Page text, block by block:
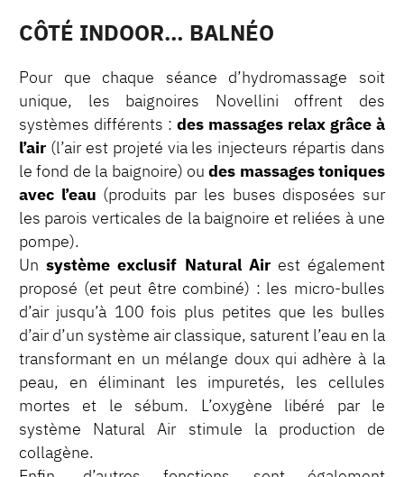
CÔTÉ INDOOR… BALNÉO
Pour que chaque séance d’hydromassage soit
unique, les baignoires Novellini offrent des
systèmes différents : des massages relax grâce à
l’air (l’air est projeté via les injecteurs répartis dans
le fond de la baignoire) oudes massages toniques
avec l’eau (produits par les buses disposées sur
les parois verticales de la baignoire et reliées à une
pompe).
Unsystème exclusif Natural Airest également
proposé (et peut être combiné) : les micro-bulles
d’air jusqu’à 100 fois plus petites que les bulles
d’air d’un système air classique, saturent l’eau en la
transformant en un mélange doux qui adhère à la
peau, en éliminant les impuretés, les cellules
mortes et le sébum. L’oxygène libéré par le
système Natural Air stimule la production de
collagène.